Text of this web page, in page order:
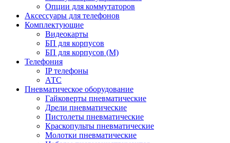
Опции для коммутаторов
Аксессуары для телефонов
Комплектующие
Видеокарты
БП для корпусов
БП для корпусов (М)
Телефония
IP телефоны
АТС
Пневматическое оборудование
Гайковерты пневматические
Дрели пневматические
Пистолеты пневматические
Краскопульты пневматические
Молотки пневматические